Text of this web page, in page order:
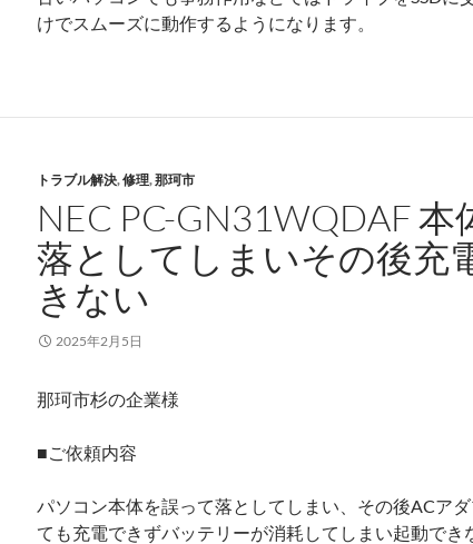
けでスムーズに動作するようになります。
トラブル解決,修理,那珂市
NEC PC-GN31WQDAF 本
落としてしまいその後充
きない
2025年2月5日
那珂市杉の企業様
■ご依頼内容
パソコン本体を誤って落としてしまい、その後ACア
ても充電できずバッテリーが消耗してしまい起動でき